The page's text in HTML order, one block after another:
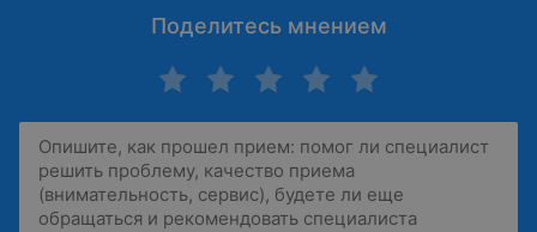
Поделитесь мнением